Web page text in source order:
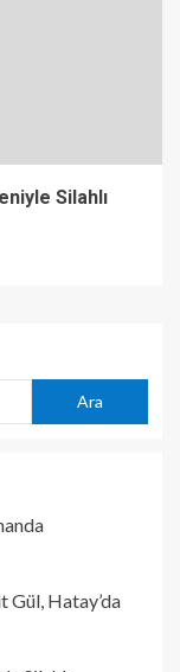
Silahlı
Ara
Hatay’da